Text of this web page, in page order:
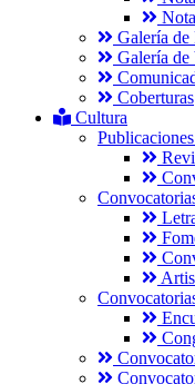
Galería de
Galería de
Coberturas
Cultura